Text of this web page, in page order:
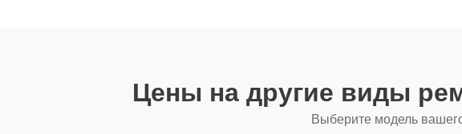
Цены на другие виды
Выберите модель